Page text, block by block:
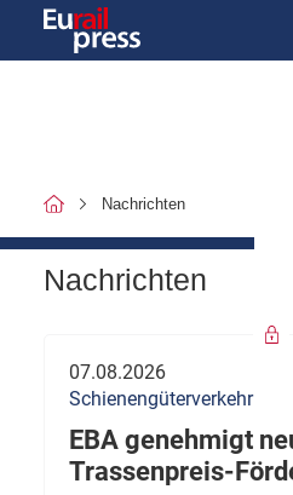
Nachrichten
Nachrichten
07.08.2026
Schienengüterverkehr
EBA genehmigt
Trassenpreis-